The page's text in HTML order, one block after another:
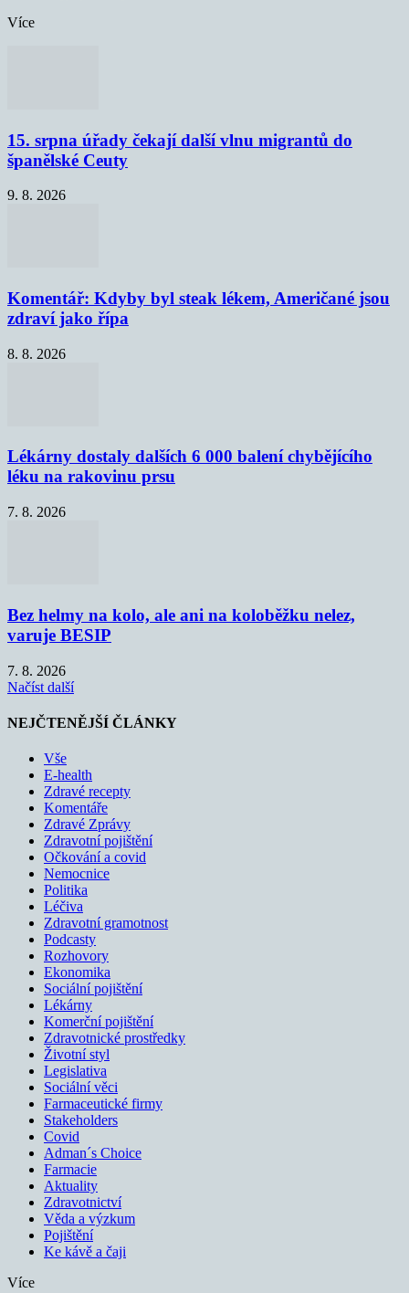
Více
15. srpna úřady čekají další vlnu migrantů do
španělské Ceuty
9. 8. 2026
Komentář: Kdyby byl steak lékem, Američané jsou
zdraví jako řípa
8. 8. 2026
Lékárny dostaly dalších 6 000 balení chybějícího
léku na rakovinu prsu
7. 8. 2026
Bez helmy na kolo, ale ani na koloběžku nelez,
varuje BESIP
7. 8. 2026
Načíst další
NEJČTENĚJŠÍ ČLÁNKY
Vše
E-health
Zdravé recepty
Komentáře
Zdravé Zprávy
Zdravotní pojištění
Očkování a covid
Nemocnice
Politika
Léčiva
Zdravotní gramotnost
Podcasty
Rozhovory
Ekonomika
Sociální pojištění
Lékárny
Komerční pojištění
Zdravotnické prostředky
Životní styl
Legislativa
Sociální věci
Farmaceutické firmy
Stakeholders
Covid
Adman´s Choice
Farmacie
Aktuality
Zdravotnictví
Věda a výzkum
Pojištění
Ke kávě a čaji
Více